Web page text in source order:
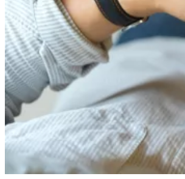
Adresse e-mail
Ne pas remplir